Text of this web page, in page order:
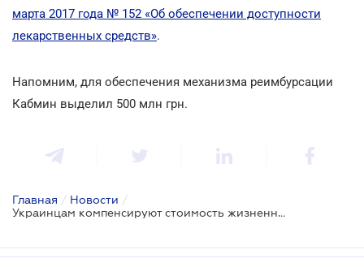
марта 2017 года № 152 «Об обеспечении доступности
лекарственных средств».
Напомним, для обеспечения механизма реимбурсации
Кабмин выделил 500 млн грн.
Главная / Новости /
Украинцам компенсируют стоимость жизненно важных лекарств